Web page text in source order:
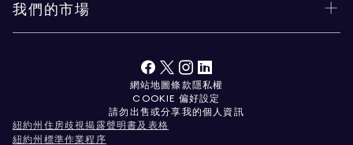
我們的市場
網站地圖條款 隱私權
COOKIE 偏好設定
請勿出售或分享我的個人資訊
紐約州住房歧視揭露聲明書及表格
紐約州標準作業程序